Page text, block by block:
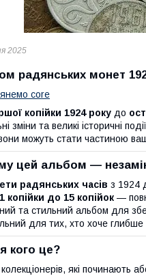
2025
радянських монет
core
копійки 1924 року до
зміни та великі історичні
можуть стати частиною
цей альбом —
радянських часів з 1924
копійки до 15 копійок —
та стильний альбом для
для тих, хто хоче глибше
кого це?
які починають